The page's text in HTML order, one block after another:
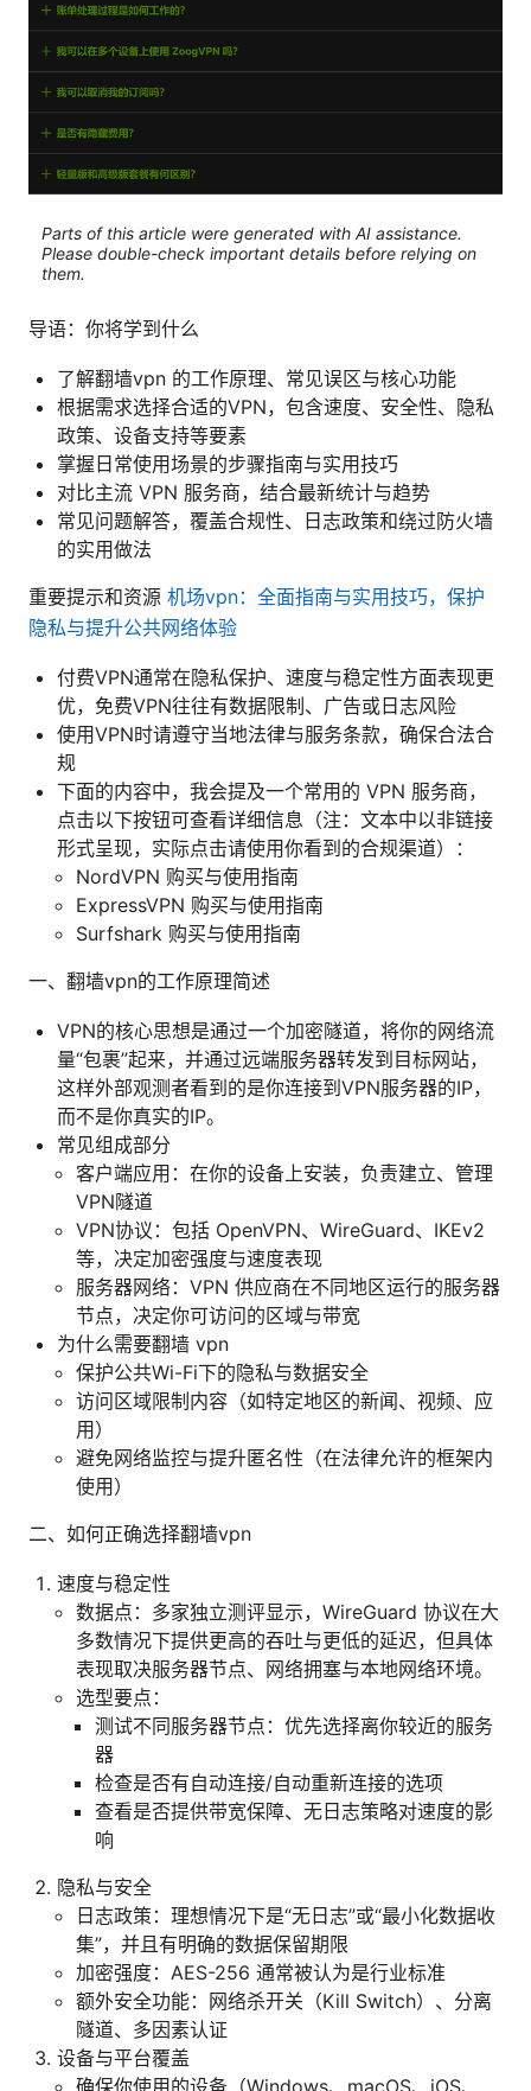
Parts of this article were generated with AI assistance.
Please double-check important details before relying on
them.
导语：你将学到什么
了解翻墙vpn 的工作原理、常见误区与核心功能
根据需求选择合适的VPN，包含速度、安全性、隐私
政策、设备支持等要素
掌握日常使用场景的步骤指南与实用技巧
对比主流 VPN 服务商，结合最新统计与趋势
常见问题解答，覆盖合规性、日志政策和绕过防火墙
的实用做法
重要提示和资源 机场vpn：全面指南与实用技巧，保护
隐私与提升公共网络体验
付费VPN通常在隐私保护、速度与稳定性方面表现更
优，免费VPN往往有数据限制、广告或日志风险
使用VPN时请遵守当地法律与服务条款，确保合法合
规
下面的内容中，我会提及一个常用的 VPN 服务商，
点击以下按钮可查看详细信息（注：文本中以非链接
形式呈现，实际点击请使用你看到的合规渠道）：
NordVPN 购买与使用指南
ExpressVPN 购买与使用指南
Surfshark 购买与使用指南
一、翻墙vpn的工作原理简述
VPN的核心思想是通过一个加密隧道，将你的网络流
量“包裹”起来，并通过远端服务器转发到目标网站，
这样外部观测者看到的是你连接到VPN服务器的IP，
而不是你真实的IP。
常见组成部分
客户端应用：在你的设备上安装，负责建立、管理
VPN隧道
VPN协议：包括 OpenVPN、WireGuard、IKEv2
等，决定加密强度与速度表现
服务器网络：VPN 供应商在不同地区运行的服务器
节点，决定你可访问的区域与带宽
为什么需要翻墙 vpn
保护公共Wi-Fi下的隐私与数据安全
访问区域限制内容（如特定地区的新闻、视频、应
用）
避免网络监控与提升匿名性（在法律允许的框架内
使用）
二、如何正确选择翻墙vpn
速度与稳定性
数据点：多家独立测评显示，WireGuard 协议在大
多数情况下提供更高的吞吐与更低的延迟，但具体
表现取决服务器节点、网络拥塞与本地网络环境。
选型要点：
测试不同服务器节点：优先选择离你较近的服务
器
检查是否有自动连接/自动重新连接的选项
查看是否提供带宽保障、无日志策略对速度的影
响
隐私与安全
日志政策：理想情况下是“无日志”或“最小化数据收
集”，并且有明确的数据保留期限
加密强度：AES-256 通常被认为是行业标准
额外安全功能：网络杀开关（Kill Switch）、分离
隧道、多因素认证
设备与平台覆盖
确保你使用的设备（Windows、macOS、iOS、